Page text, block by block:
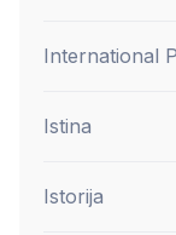
International
Istina
Istorija